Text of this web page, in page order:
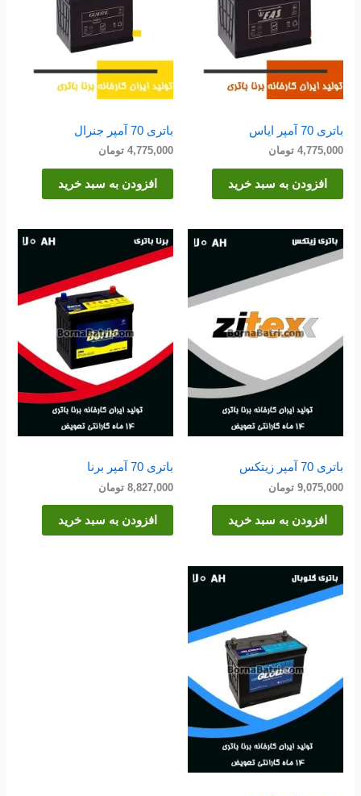
باتری 70 آمپر ایاس
4,775,000 تومان
افزودن به سبد خرید
باتری 70 آمپر جنرال
4,775,000 تومان
افزودن به سبد خرید
باتری 70 آمپر زیتکس
9,075,000 تومان
افزودن به سبد خرید
باتری 70 آمپر برنا
8,827,000 تومان
افزودن به سبد خرید